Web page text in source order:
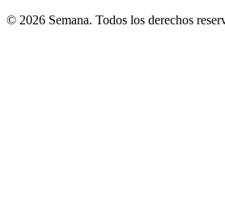
© 2026 Semana. Todos los derechos